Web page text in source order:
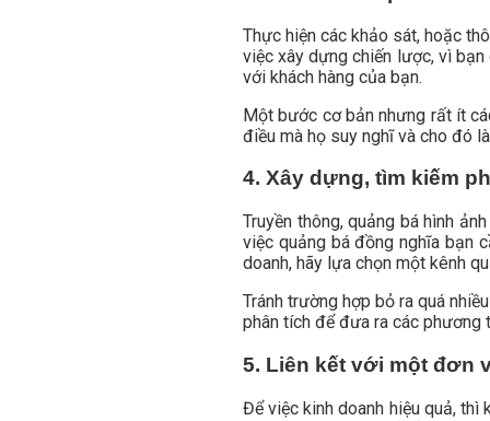
Thực hiện các khảo sát, hoặc
việc xây dựng chiến lược, vì
với khách hàng của bạn.
Một bước cơ bản nhưng rất ít
điều mà họ suy nghĩ và cho đó
4. Xây dựng, tìm kiếm
Truyền thông, quảng bá hình
việc quảng bá đồng nghĩa bạn
doanh, hãy lựa chọn một kênh
Tránh trường hợp bỏ ra quá
phân tích để đưa ra các phương
5. Liên kết với một đơn
Để việc kinh doanh hiệu quả, thì